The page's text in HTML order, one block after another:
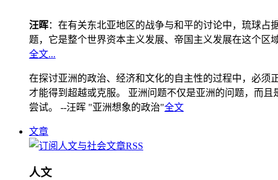
汪晖：在有关东北亚地区的战争与和平的讨论中，琉球
题，它是整个世界资本主义发展、帝国主义发展在这个区
全文...
在探讨亚洲的政治、经济和文化的自主性的过程中，必须
才能得到超越或克服。 亚洲问题不仅是亚洲的问题，而
尝试。 --汪晖 "亚洲想象的政治"全文
文章
人文